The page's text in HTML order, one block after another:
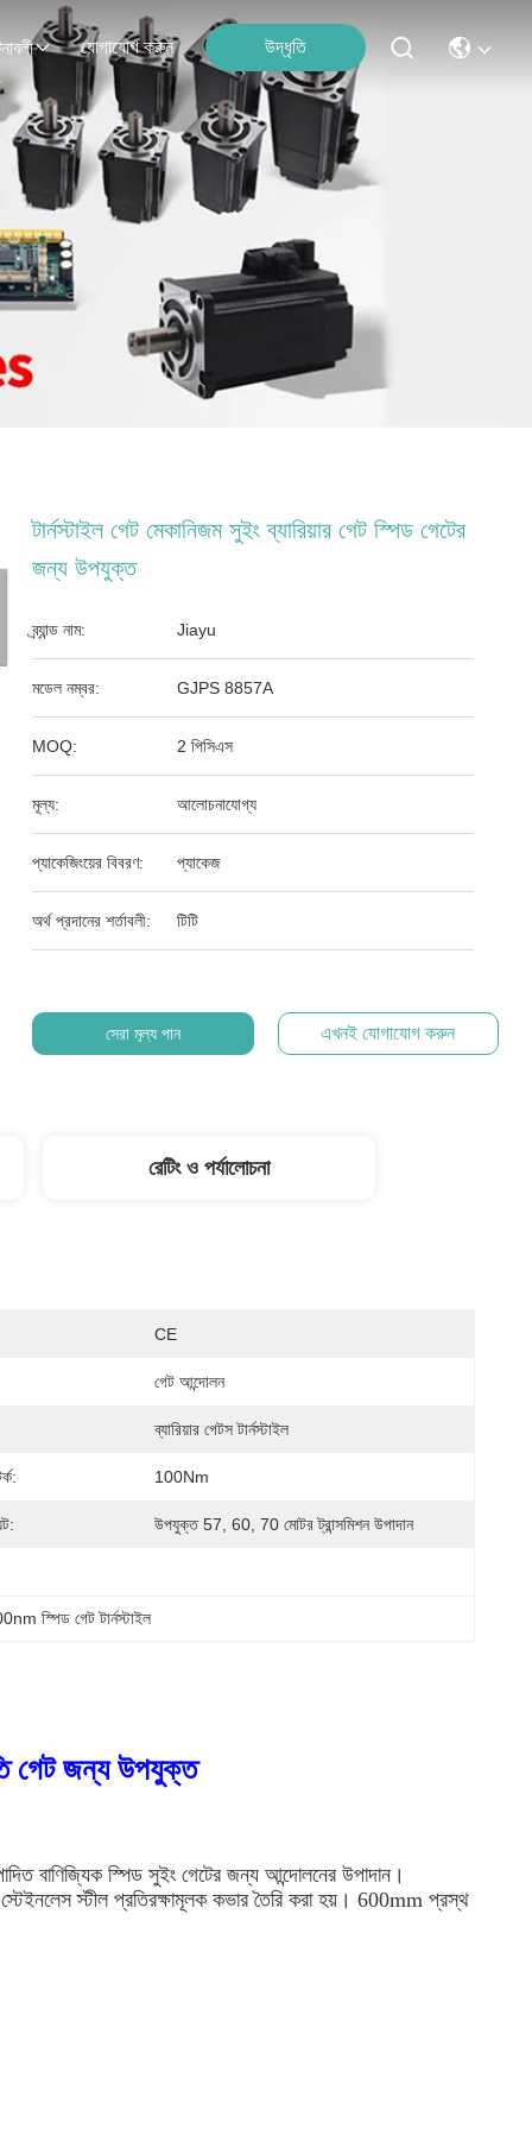
যোগাযোগ করুন উদ্ধৃতি
টার্নস্টাইল গেট মেকানিজম সুইং ব্যারিয়ার গেট স্পিড গেটের
জন্য উপযুক্ত
ব্র্যান্ড নাম: Jiayu
মডেল নম্বর: GJPS 8857A
MOQ: 2 পিসিএস
মূল্য: আলোচনাযোগ্য
প্যাকেজিংয়ের বিবরণ: প্যাকেজ
অর্থ প্রদানের শর্তাবলী: টিটি
সেরা মূল্য পান এখনই যোগাযোগ করুন
রেটিং ও পর্যালোচনা
CE
গেট আন্দোলন
ব্যারিয়ার গেটস টার্নস্টাইল
100Nm
উপযুক্ত 57, 60, 70 মোটর ট্রান্সমিশন উপাদান
স্পিড গেট টার্নস্টাইল
গেট জন্য উপযুক্ত
বাণিজ্যিক স্পিড সুইং গেটের জন্য আন্দোলনের উপাদান।
স্টেইনলেস স্টীল প্রতিরক্ষামূলক কভার তৈরি করা হয়। 600mm প্রস্থ